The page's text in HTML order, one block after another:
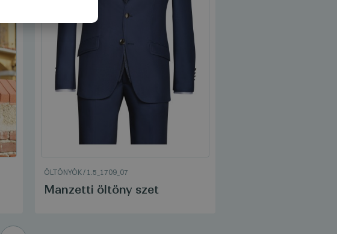
ÖLTÖNYÖK/ 1.5_1709_07
Manzetti öltöny szet